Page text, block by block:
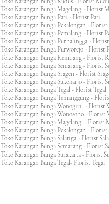
Toko Karangan Bunga Magelang - Florist
Toko Karangan Bunga Pati - Florist Pati
Toko Karangan Bunga Pekalongan -
Toko Karangan Bunga Pemalang - Florist
Toko Karangan Bunga Purbalingga -
Toko Karangan Bunga Purworejo - Florist
Toko Karangan Bunga Rembang - Florist
Toko Karangan Bunga Semarang - Florist
Toko Karangan Bunga Sragen - Florist
Toko Karangan Bunga Sukoharjo - Florist
Toko Karangan Bunga Tegal - Florist Tegal
Toko Karangan Bunga Temanggung -
Toko Karangan Bunga Wonogiri -
Toko Karangan Bunga Wonosobo - Florist
Toko Karangan Bunga Magelang - Florist
Toko Karangan Bunga Pekalongan -
Toko Karangan Bunga Salatiga - Florist
Toko Karangan Bunga Semarang - Florist
Toko Karangan Bunga Surakarta - Florist
Toko Karangan Bunga Tegal- Florist Tegal